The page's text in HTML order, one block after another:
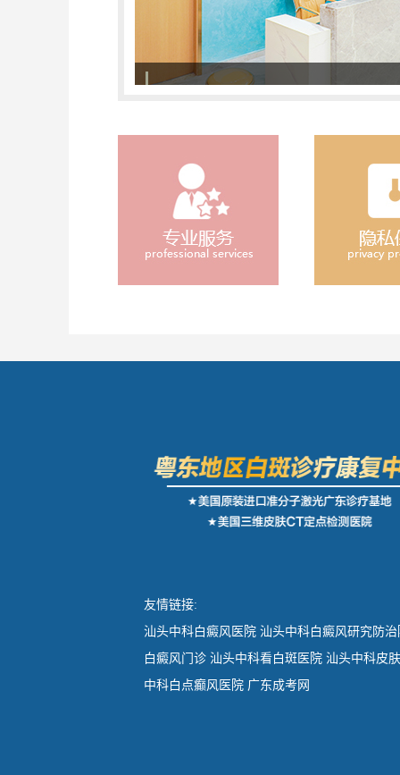
308准分子激光治疗系统
友情链接:
汕头中科白癜风医院 汕头中科白癜风研究防治
白癜风门诊 汕头中科看白斑医院 汕头中科皮
中科白点癫风医院 广东成考网